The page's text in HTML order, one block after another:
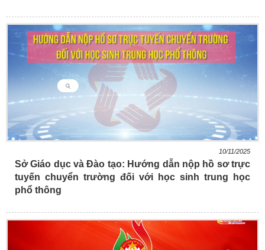
10/11/2025
Sở Giáo dục và Đào tạo: Hướng dẫn nộp hồ sơ trực
tuyến chuyển trường đối với học sinh trung học
phổ thông